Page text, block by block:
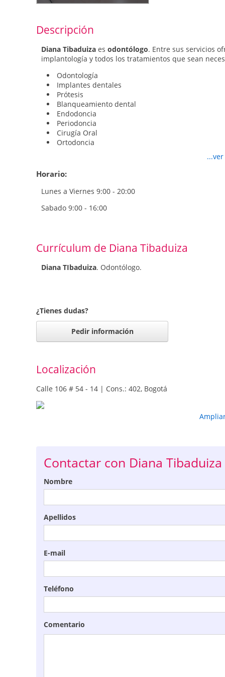
Descripción
Diana Tibaduiza es odontólogo. Entre sus servicios
implantología y todos los tratamientos que sean
Odontología
Implantes dentales
Prótesis
Blanqueamiento dental
Endodoncia
Periodoncia
Cirugía Oral
Ortodoncia
Cirugía maxilofacial
Cirugía Plástica
Horario:
Lunes a Viernes 9:00 - 20:00
Sabado 9:00 - 16:00
Currículum de Diana Tibaduiza
Diana TIbaduiza. Odontólogo.
¿Tienes dudas?
Pedir información
Localización
Calle 106 # 54 - 14 | Cons.: 402, Bogotá
Contactar con Diana Tibaduiza
Nombre
Apellidos
E-mail
Teléfono
Comentario